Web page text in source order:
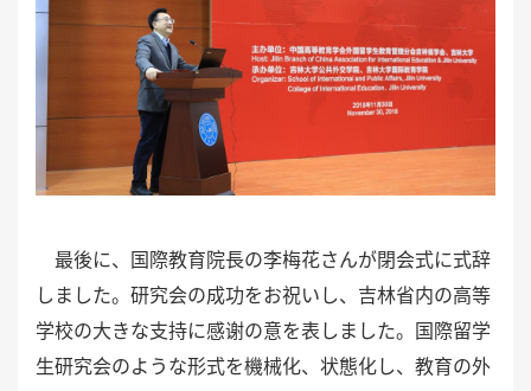
最後に、国際教育院長の李梅花さんが閉会式に式辞
しました。研究会の成功をお祝いし、吉林省内の高等
学校の大きな支持に感谢の意を表しました。国際留学
生研究会のような形式を機械化、状態化し、教育の外